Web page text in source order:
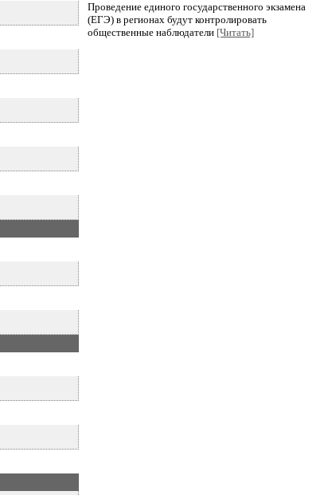
Проведение единого государственного экзамена
(ЕГЭ) в регионах будут контролировать
общественные наблюдатели [Читать]